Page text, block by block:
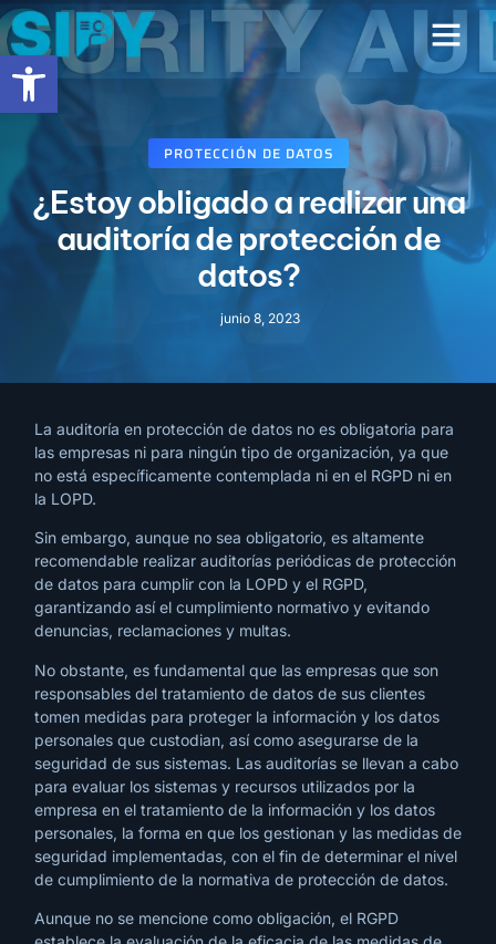
contenido
PROTECCIÓN DE DATOS
¿Estoy obligado a realizar una
auditoría de protección de
datos?
junio 8, 2023
La auditoría en protección de datos no es obligatoria para
las empresas ni para ningún tipo de organización, ya que
no está específicamente contemplada ni en el RGPD ni en
la LOPD.
Sin embargo, aunque no sea obligatorio, es altamente
recomendable realizar auditorías periódicas de protección
de datos para cumplir con la LOPD y el RGPD,
garantizando así el cumplimiento normativo y evitando
denuncias, reclamaciones y multas.
No obstante, es fundamental que las empresas que son
responsables del tratamiento de datos de sus clientes
tomen medidas para proteger la información y los datos
personales que custodian, así como asegurarse de la
seguridad de sus sistemas. Las auditorías se llevan a cabo
para evaluar los sistemas y recursos utilizados por la
empresa en el tratamiento de la información y los datos
personales, la forma en que los gestionan y las medidas de
seguridad implementadas, con el fin de determinar el nivel
de cumplimiento de la normativa de protección de datos.
Aunque no se mencione como obligación, el RGPD
Abrir barra de herramientas